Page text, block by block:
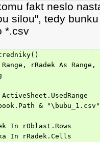
fakt neslo
silou", tedy
*.csv
rRadek As Range,
&
In rOblast.Rows
In rRadek.Cells